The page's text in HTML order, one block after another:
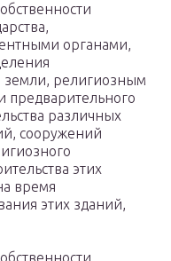
органами,
земли, религиозным
предварительного
различных
сооружений
этих
время
этих зданий,